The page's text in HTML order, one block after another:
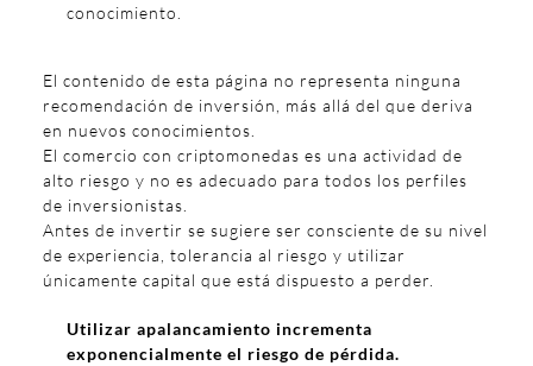
conocimiento.
El contenido de esta página no representa ninguna
recomendación de inversión, más allá del que deriva
en nuevos conocimientos.
El comercio con criptomonedas es una actividad de
alto riesgo y no es adecuado para todos los perfiles
de inversionistas.
Antes de invertir se sugiere ser consciente de su nivel
de experiencia, tolerancia al riesgo y utilizar
únicamente capital que está dispuesto a perder.
Utilizar apalancamiento incrementa
exponencialmente el riesgo de pérdida.